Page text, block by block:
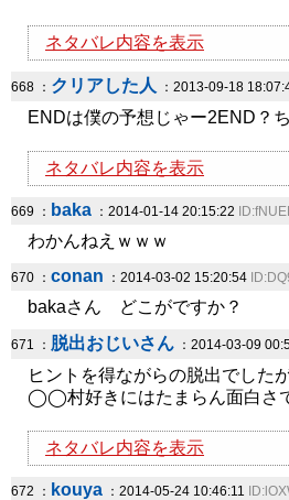
ネタバレ内容を表示
668 ： クリアした人 ：2013-09-18
ENDは僕の予想じゃー2END？
ネタバレ内容を表示
669 ： baka ：2014-01-14 20:15:22
わかんねえｗｗｗ
670 ： conan ：2014-03-02 15:20:54
bakaさん どこがですか？
671 ： 脱出おじいさん ：2014-03-09
ヒントを得ながらの脱出でした
◯◯村好きにはたまらん面白さ
ネタバレ内容を表示
672 ： kouya ：2014-05-24 10:46:11